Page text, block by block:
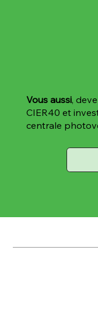
Vous aussi,
CIER40 et
centrale